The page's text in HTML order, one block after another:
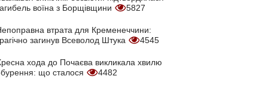
воїна з Борщівщини
5827
втрата для Кременеччини:
загинув Всеволод Штука
4545
хода до Почаєва викликала хвилю
що сталося
4482